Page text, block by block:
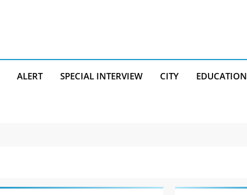
ALERT SPECIAL INTERVIEW CITY EDUCATION